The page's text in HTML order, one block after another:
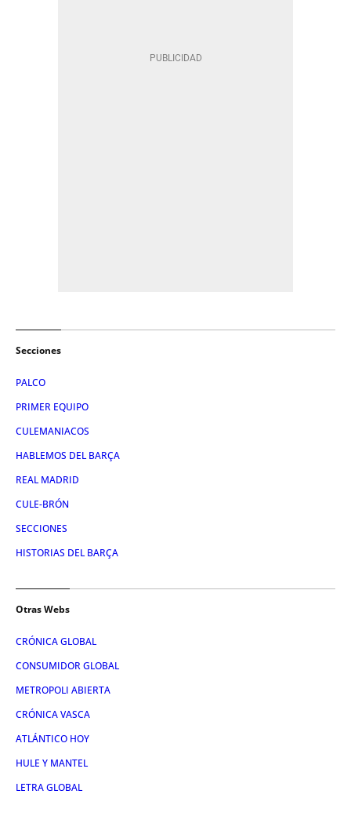
Secciones
PALCO
PRIMER EQUIPO
CULEMANIACOS
HABLEMOS DEL BARÇA
REAL MADRID
CULE-BRÓN
SECCIONES
HISTORIAS DEL BARÇA
Otras Webs
CRÓNICA GLOBAL
CONSUMIDOR GLOBAL
METROPOLI ABIERTA
CRÓNICA VASCA
ATLÁNTICO HOY
HULE Y MANTEL
LETRA GLOBAL